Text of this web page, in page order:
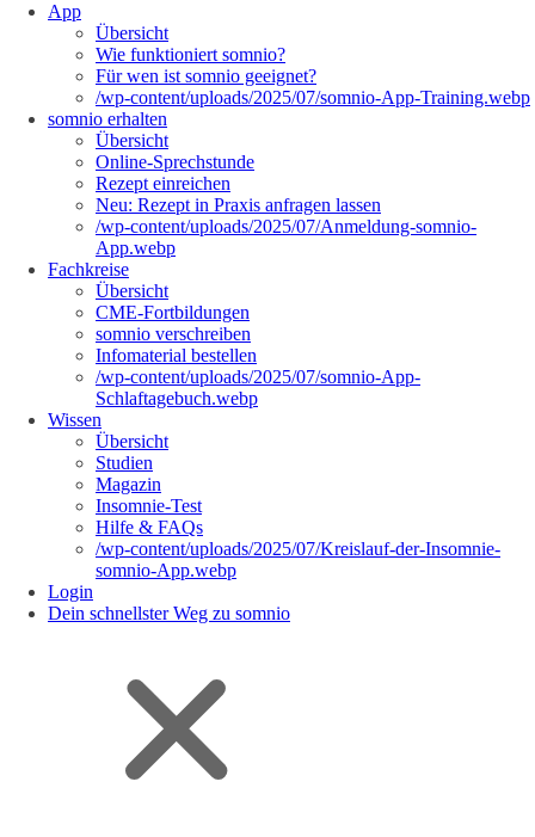
App
Übersicht
Wie funktioniert somnio?
Für wen ist somnio geeignet?
/wp-content/uploads/2025/07/somnio-App-Training.webp
somnio erhalten
Übersicht
Online-Sprechstunde
Rezept einreichen
Neu: Rezept in Praxis anfragen lassen
/wp-content/uploads/2025/07/Anmeldung-somnio-
App.webp
Fachkreise
Übersicht
CME-Fortbildungen
somnio verschreiben
Infomaterial bestellen
/wp-content/uploads/2025/07/somnio-App-
Schlaftagebuch.webp
Wissen
Übersicht
Studien
Magazin
Insomnie-Test
Hilfe & FAQs
/wp-content/uploads/2025/07/Kreislauf-der-Insomnie-
somnio-App.webp
Login
Dein schnellster Weg zu somnio